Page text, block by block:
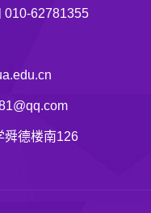
010-62781355
舜德楼南126